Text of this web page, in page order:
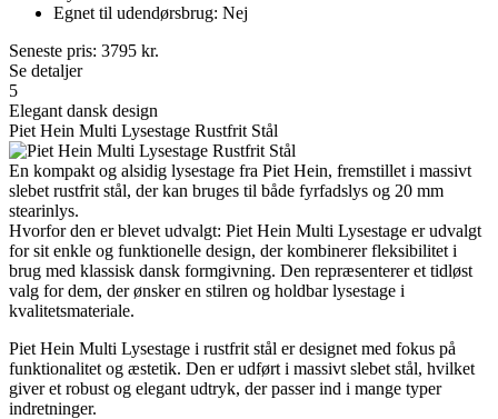
Egnet til udendørsbrug: Nej
Seneste pris: 3795 kr.
Se detaljer
5
Elegant dansk design
Piet Hein Multi Lysestage Rustfrit Stål
En kompakt og alsidig lysestage fra Piet Hein, fremstillet i massivt
slebet rustfrit stål, der kan bruges til både fyrfadslys og 20 mm
stearinlys.
Hvorfor den er blevet udvalgt: Piet Hein Multi Lysestage er udvalgt
for sit enkle og funktionelle design, der kombinerer fleksibilitet i
brug med klassisk dansk formgivning. Den repræsenterer et tidløst
valg for dem, der ønsker en stilren og holdbar lysestage i
kvalitetsmateriale.
Piet Hein Multi Lysestage i rustfrit stål er designet med fokus på
funktionalitet og æstetik. Den er udført i massivt slebet stål, hvilket
giver et robust og elegant udtryk, der passer ind i mange typer
indretninger.